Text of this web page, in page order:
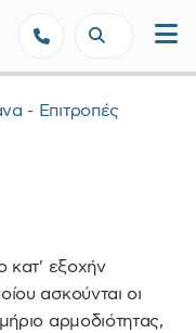
- Επιτροπές
κατ' εξοχήν
ασκούνται οι
αρμοδιότητας,